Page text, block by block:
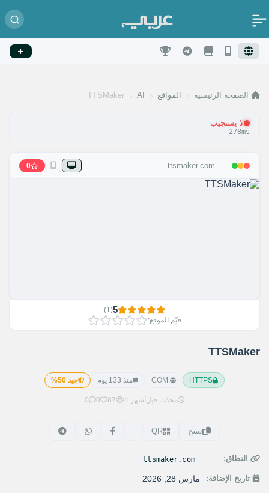
الصفحة الرئيسية المواقع AI
TTSMaker
لا يستجيب
278ms
ttsmaker.com
0
5
(
1
)
قيّم الموقع:
TTSMaker
HTTPS منذ 133 يوم جيد 50%
محدّث قبل 4 أشهر 87
0
0
نسخ QR
النطاق: ttsmaker.com
تاريخ الإضافة: مارس 28, 2026